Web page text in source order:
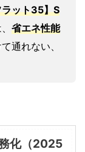
ット35】S
省エネ性能
通れない、
化（2025